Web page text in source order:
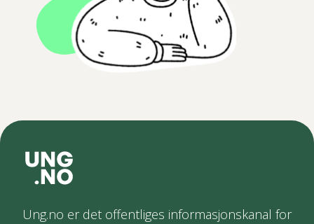
Ung.no er det offentliges informasjonskanal for